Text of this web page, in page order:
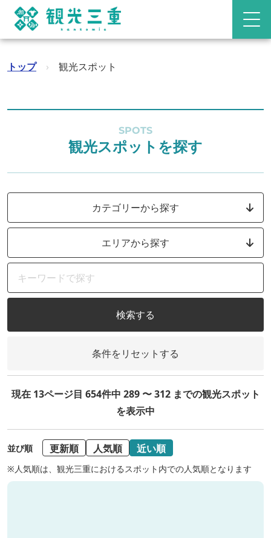
トップ › 観光スポット
SPOTS
観光スポットを探す
カテゴリーから探す
エリアから探す
検索する
条件をリセットする
現在 13ページ目 654件中 289 〜 312 までの観光スポット
を表示中
並び順 更新順 人気順 近い順
※人気順は、観光三重におけるスポット内での人気順となります